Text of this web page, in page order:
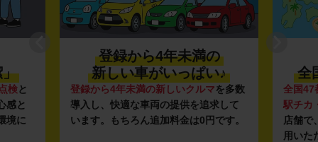
」
検と
感と
境に
登録から4年未満の
新しい車がいっぱい♪
登録から4年未満の新しいクルマを多数
導入し、快適な車両の提供を追求して
います。もちろん追加料金は0円です。
全
全国47
駅チカ
店舗で
用いた